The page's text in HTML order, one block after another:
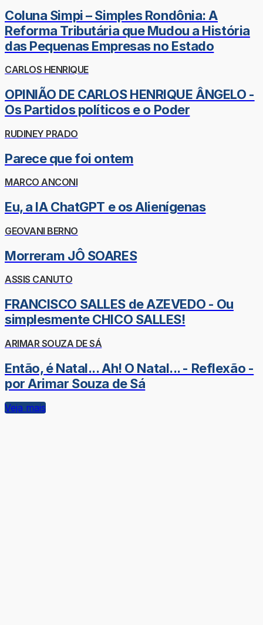
Coluna Simpi – Simples Rondônia: A
Reforma Tributária que Mudou a História
das Pequenas Empresas no Estado
CARLOS HENRIQUE
OPINIÃO DE CARLOS HENRIQUE ÂNGELO -
Os Partidos políticos e o Poder
RUDINEY PRADO
Parece que foi ontem
MARCO ANCONI
Eu, a IA ChatGPT e os Alienígenas
GEOVANI BERNO
Morreram JÔ SOARES
ASSIS CANUTO
FRANCISCO SALLES de AZEVEDO - Ou
simplesmente CHICO SALLES!
ARIMAR SOUZA DE SÁ
Então, é Natal... Ah! O Natal... - Reflexão -
por Arimar Souza de Sá
Veja mais